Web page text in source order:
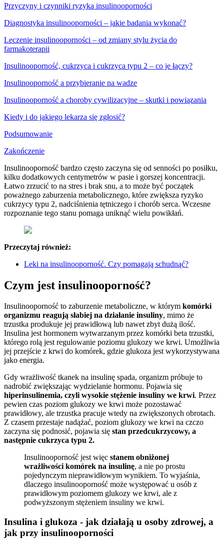
Przyczyny i czynniki ryzyka insulinooporności
Diagnostyka insulinooporności – jakie badania wykonać?
Leczenie insulinooporności – od zmiany stylu życia do
farmakoterapii
Insulinooporność, cukrzyca i cukrzyca typu 2 – co je łączy?
Insulinooporność a przybieranie na wadze
Insulinooporność a choroby cywilizacyjne – skutki i powiązania
Kiedy i do jakiego lekarza się zgłosić?
Podsumowanie
Zakończenie
Insulinooporność bardzo często zaczyna się od senności po posiłku,
kilku dodatkowych centymetrów w pasie i gorszej koncentracji.
Łatwo zrzucić to na stres i brak snu, a to może być początek
poważnego zaburzenia metabolicznego, które zwiększa ryzyko
cukrzycy typu 2, nadciśnienia tętniczego i chorób serca. Wczesne
rozpoznanie tego stanu pomaga uniknąć wielu powikłań.
Przeczytaj również:
Leki na insulinooporność. Czy pomagają schudnąć?
Czym jest insulinooporność?
Insulinooporność to zaburzenie metaboliczne, w którym komórki
organizmu reagują słabiej na działanie insuliny, mimo że
trzustka produkuje jej prawidłową lub nawet zbyt dużą ilość.
Insulina jest hormonem wytwarzanym przez komórki beta trzustki,
którego rolą jest regulowanie poziomu glukozy we krwi. Umożliwia
jej przejście z krwi do komórek, gdzie glukoza jest wykorzystywana
jako energia.
Gdy wrażliwość tkanek na insulinę spada, organizm próbuje to
nadrobić zwiększając wydzielanie hormonu. Pojawia się
hiperinsulinemia, czyli wysokie stężenie insuliny we krwi. Przez
pewien czas poziom glukozy we krwi może pozostawać
prawidłowy, ale trzustka pracuje wtedy na zwiększonych obrotach.
Z czasem przestaje nadążać, poziom glukozy we krwi na czczo
zaczyna się podnosić, pojawia się stan przedcukrzycowy, a
następnie cukrzyca typu 2.
Insulinooporność jest więc stanem obniżonej
wrażliwości komórek na insulinę, a nie po prostu
pojedynczym nieprawidłowym wynikiem. To wyjaśnia,
dlaczego insulinooporność może występować u osób z
prawidłowym poziomem glukozy we krwi, ale z
podwyższonym stężeniem insuliny we krwi.
Insulina i glukoza - jak działają u osoby zdrowej, a
jak przy insulinooporności